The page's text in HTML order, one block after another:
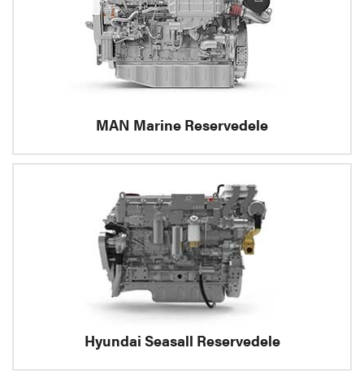
MAN Marine Reservedele
Hyundai Seasall Reservedele